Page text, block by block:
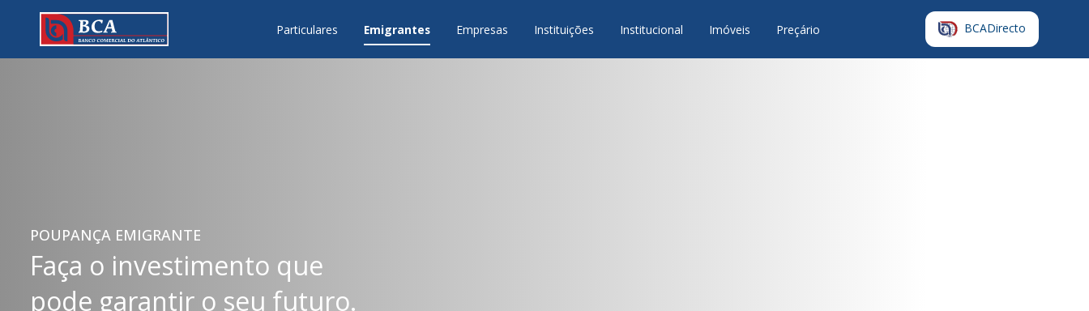
Particulares Emigrantes Empresas Instituições Institucional Imóveis Preçário BCADirecto
POUPANÇA EMIGRANTE
Faça o investimento que
pode garantir o seu futuro.